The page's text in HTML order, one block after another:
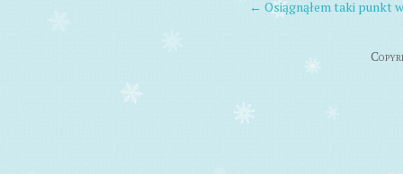
POST
← Osiągnąłem taki punkt